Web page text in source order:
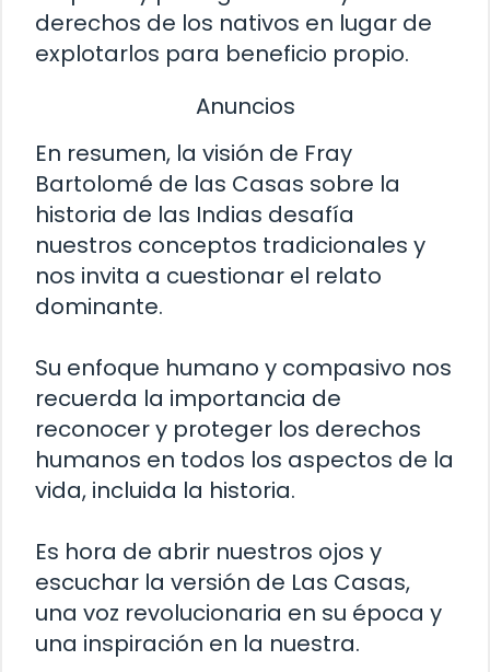
derechos de los nativos en lugar de
explotarlos para beneficio propio.
Anuncios
En resumen, la visión de Fray
Bartolomé de las Casas sobre la
historia de las Indias desafía
nuestros conceptos tradicionales y
nos invita a cuestionar el relato
dominante.
Su enfoque humano y compasivo nos
recuerda la importancia de
reconocer y proteger los derechos
humanos en todos los aspectos de la
vida, incluida la historia.
Es hora de abrir nuestros ojos y
escuchar la versión de Las Casas,
una voz revolucionaria en su época y
una inspiración en la nuestra.